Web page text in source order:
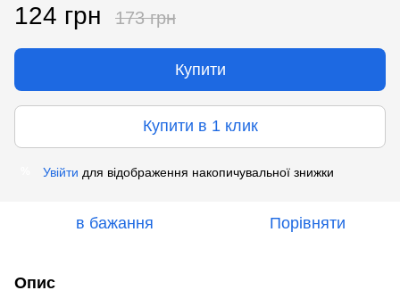
124 грн 173 грн
Купити
Купити в 1 клик
Увійти для відображення накопичувальної знижки
в бажання Порівняти
Опис